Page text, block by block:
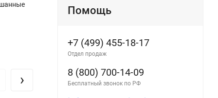
›
Помощь
+7 (499) 455-18-17
Отдел продаж
8 (800) 700-14-09
Бесплатный звонок по РФ